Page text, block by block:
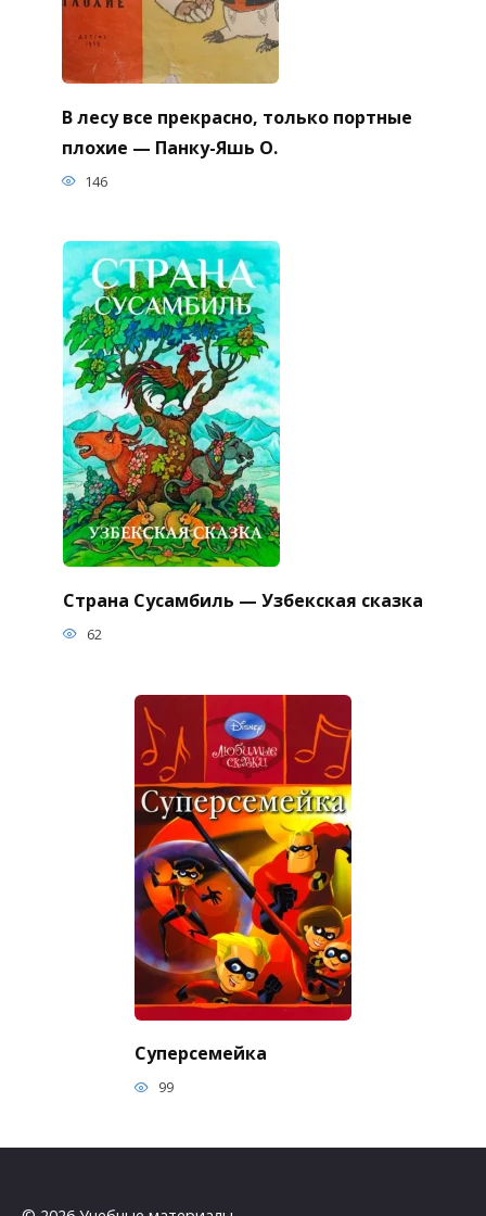
В лесу все прекрасно, только портные
плохие — Панку-Яшь О.
146
Страна Сусамбиль — Узбекская сказка
62
Суперсемейка
99